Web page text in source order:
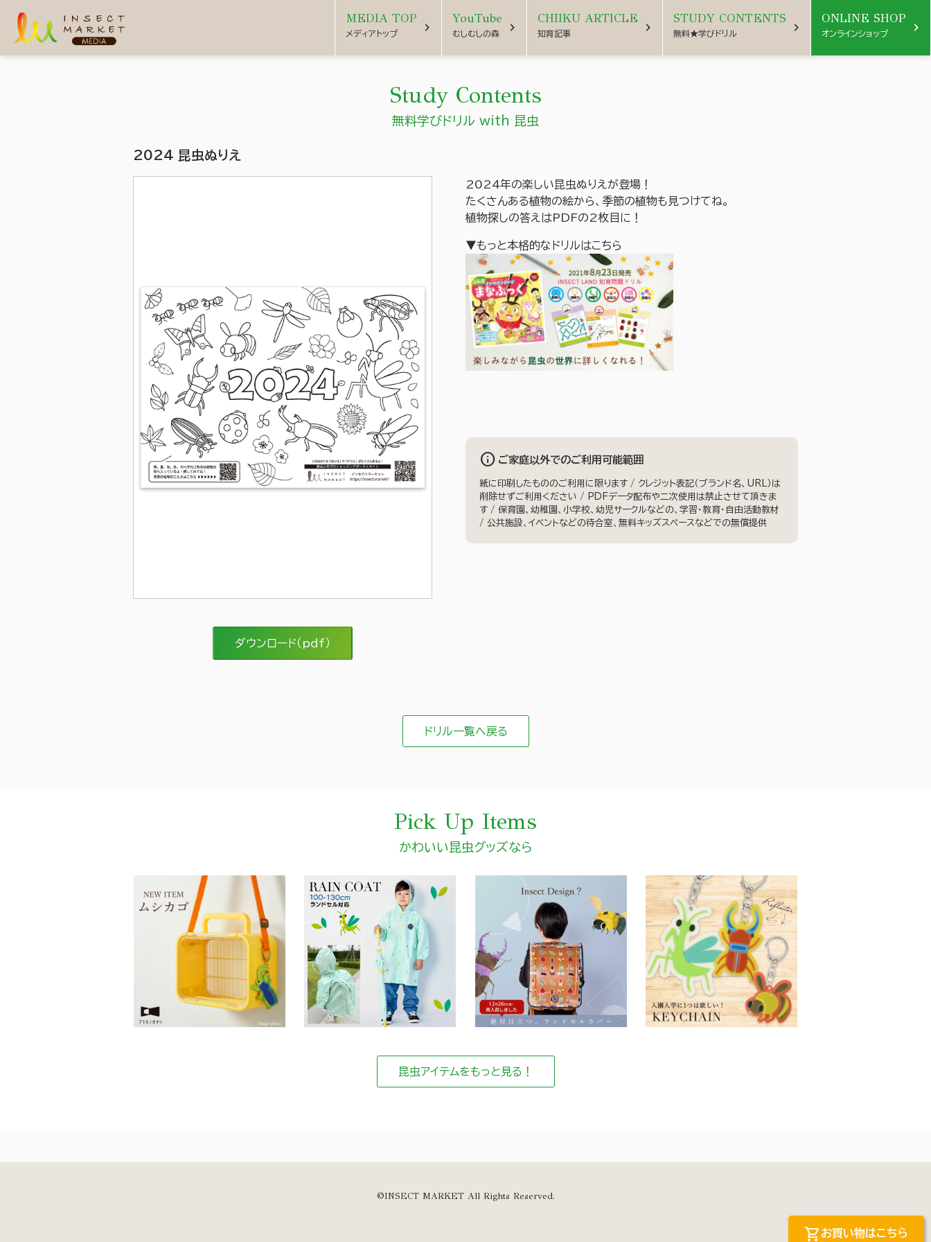
MEDIA TOP
メディアトップ chevron_right
YouTube
むしむしの森 chevron_right
CHIIKU ARTICLE
知育記事 chevron_right
STUDY CONTENTS
無料★学びドリル chevron_right
ONLINE SHOP
オンラインショップ chevron_right
Study Contents
無料学びドリル with 昆虫
2024 昆虫ぬりえ
ダウンロード（pdf）
2024年の楽しい昆虫ぬりえが登場！
たくさんある植物の絵から、季節の植物も見つけてね。
植物探しの答えはPDFの2枚目に！
▼もっと本格的なドリルはこちら
info ご家庭以外でのご利用可能範囲
紙に印刷したもののご利用に限ります / クレジット表記（ブランド名、URL）は
削除せずご利用ください / PDFデータ配布や二次使用は禁止させて頂きま
す / 保育園、幼稚園、小学校、幼児サークルなどの、学習・教育・自由活動教材
/ 公共施設、イベントなどの待合室、無料キッズスペースなどでの無償提供
ドリル一覧へ戻る
Pick Up Items
かわいい昆虫グッズなら
昆虫アイテムをもっと見る！
shopping_cart お買い物はこちら
©INSECT MARKET All Rights Reserved.